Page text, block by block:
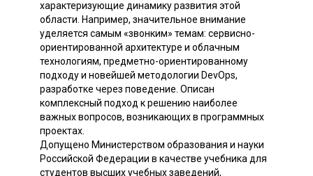
характеризующие динамику развития этой
области. Например, значительное внимание
уделяется самым «звонким» темам: сервисно-
ориентированной архитектуре и облачным
технологиям, предметно-ориентированному
подходу и новейшей методологии DevOps,
разработке через поведение. Описан
комплексный подход к решению наиболее
важных вопросов, возникающих в программных
проектах.
Допущено Министерством образования и науки
Российской Федерации в качестве учебника для
студентов высших учебных заведений,